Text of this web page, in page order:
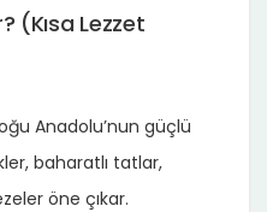
(Kısa Lezzet
Anadolu’nun güçlü
baharatlı tatlar,
öne çıkar.